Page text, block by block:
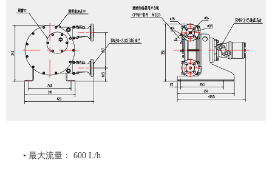
• 最大流量： 600 L/h